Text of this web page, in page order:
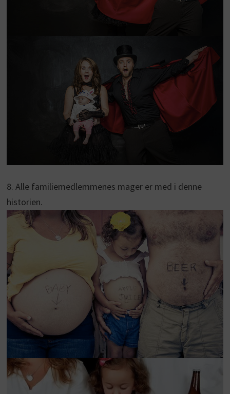
8. Alle familiemedlemmenes mager er med i denne
historien.